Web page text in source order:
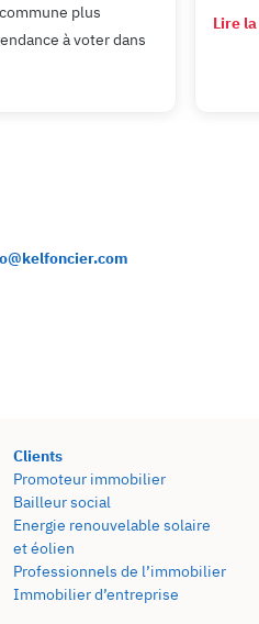
plus
à voter dans
Lire
Clients
Promoteur immobilier
Bailleur social
Energie renouvelable solaire
et éolien
Professionnels de l’immobilier
Immobilier d’entreprise